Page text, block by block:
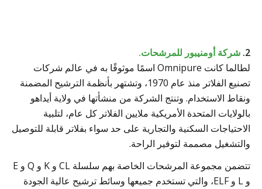
2. شركة أومنيبور للمرشحات.
لطالما كانت Omnipure اسمًا موثوقًا به في عالم شركات
تصنيع الفلاتر منذ عام 1970، وتشتهر بأنظمة الترشيح المضمنة
ونقاط الاستخدام. وتنتج الشركة من منشأتها في ولاية أيداهو
بالولايات المتحدة الأمريكية ملايين الفلاتر كل عام، لتلبية
الاحتياجات السكنية والتجارية على حد سواء بفلاتر قابلة للتوصيل
والتشغيل مصممة لتوفير الراحة.
تتضمن مجموعة المرشحات الخاصة بهم سلسلة CL و K و Q و E
و L و ELF، والتي تستخدم جميعها وسائط ترشيح عالية الجودة